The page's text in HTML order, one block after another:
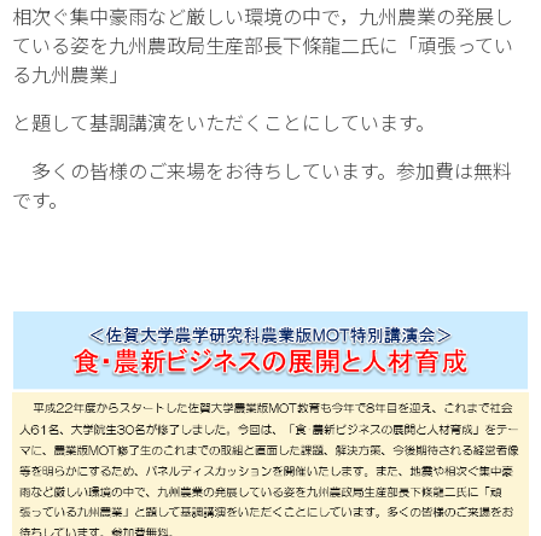
相次ぐ集中豪雨など厳しい環境の中で，九州農業の発展し
ている姿を九州農政局生産部長下條龍二氏に 「頑張ってい
る九州農業」
と題して基調講演をいただくことにしています。
多くの皆様のご来場をお待ちしています。参加費は無料
です。